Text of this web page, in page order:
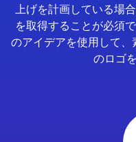
上げを計画している場
を取得することが必須
のアイデアを使用して、
のロゴ